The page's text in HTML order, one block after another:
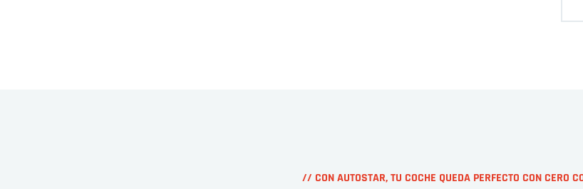
// CON AUTOSTAR, TU COCHE QUEDA PERFECTO CON CERO